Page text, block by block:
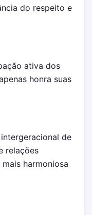
do respeito e
ativa dos
honra suas
de
relações
harmoniosa